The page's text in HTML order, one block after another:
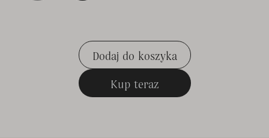
Dodaj do koszyka
Dodaj do koszyka
Kup teraz
Kup teraz